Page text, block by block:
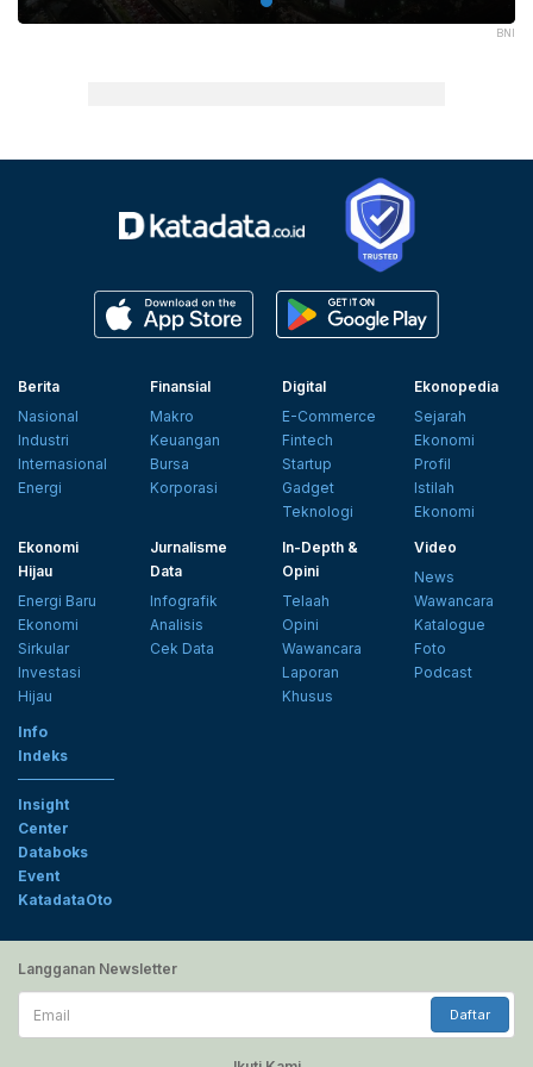
BNI
Berita
Nasional
Industri
Internasional
Energi
Finansial
Makro
Keuangan
Bursa
Korporasi
Digital
E-Commerce
Fintech
Startup
Gadget
Teknologi
Ekonopedia
Sejarah
Ekonomi
Profil
Istilah
Ekonomi
Ekonomi
Hijau
Energi Baru
Ekonomi
Sirkular
Investasi
Hijau
Jurnalisme
Data
Infografik
Analisis
Cek Data
In-Depth &
Opini
Telaah
Opini
Wawancara
Laporan
Khusus
Video
News
Wawancara
Katalogue
Foto
Podcast
Info
Indeks
Insight
Center
Databoks
Event
KatadataOto
Langganan Newsletter
Email
Daftar